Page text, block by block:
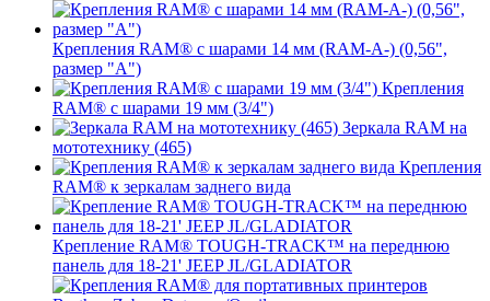
Крепления RAM® с шарами 14 мм (RAM-A-) (0,56",
размер "A")
Крепления
RAM® с шарами 19 мм (3/4")
Зеркала RAM на
мототехнику (465)
Крепления
RAM® к зеркалам заднего вида
Крепление RAM® TOUGH-TRACK™ на переднюю
панель для 18-21' JEEP JL/GLADIATOR